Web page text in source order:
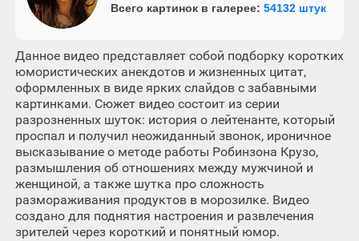
Всего картинок в галерее: 54132 штук
Данное видео представляет собой подборку коротких
юмористических анекдотов и жизненных цитат,
оформленных в виде ярких слайдов с забавными
картинками. Сюжет видео состоит из серии
разрозненных шуток: история о лейтенанте, который
проспал и получил неожиданный звонок, ироничное
высказывание о методе работы Робинзона Крузо,
размышления об отношениях между мужчиной и
женщиной, а также шутка про сложность
размораживания продуктов в морозилке. Видео
создано для поднятия настроения и развлечения
зрителей через короткий и понятный юмор.